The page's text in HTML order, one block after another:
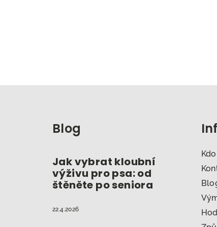
Blog
Jak vybrat kloubní
výživu pro psa: od
štěněte po seniora
22.4.2026